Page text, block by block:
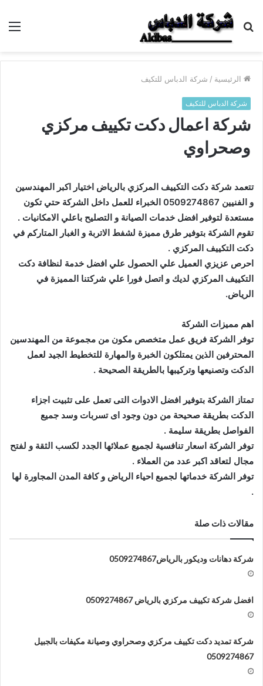
بحث
عن
الرئيسية / شركة الدباس للتكيف
شركة الدباس للتكيف
شركة اعمال دكت تكييف مركزي
وصحراوي
تتعمد شركة دكت التكييف المركزي بالرياض اختيار اكبر المهندسين
و الفنيين 0509274867 الخبراء للعمل داخل الشركة حتي تكون
مستعدة لتوفير افضل خدمات الصيانة و التصليح باعلي الامكانيات .
تقوم الشركة بتوفير طرق مميزة لشفط الاتربة و الغبار المتاركم في
دكت التكييف المركزي .
احرص عزيزي العميل علي الحصول علي افضل خدمة لنظافة دكت
التكييف المركزي لديك و اتصل فورا علي شركتنا المميزة في
الرياض.
اهم مميزات الشركة
توفر الشركة فريق عمل متخصص مكون من مجموعة من المهندسين
المحترفين الذين يمتلكون الخبرة والمهارة للتخطيط الجيد لعمل
الدكت وتصنيعها وتركيبها بالطريقة الصحيحة .
تمتاز الشركة بتوفير افضل الادوات التى تعمل على تثبيت اجزاء
الدكت بطريقة صحيحة من دون وجود اى تسربات وسد جميع
الفواصل بطريقة سليمة .
توفر الشركة اسعار تنافسية لجميع عملائها الجدد لكسب الثقة و لفتح
مجال لتعاقد اكبر عدد من العملاء .
توفر الشركة خدماتها لجميع احياء الرياض و كافة المدن المجاورة لها
.
مقالات ذات صلة
شركة دهانات وديكور بالرياض0509274867
افضل شركة تكييف مركزي بالرياض 0509274867
شركة تمديد دكت تكييف مركزي وصحراوي وصيانة مكيفات بالجبيل
0509274867